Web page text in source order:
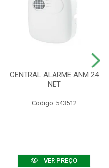
CENTRAL ALARME ANM 24
NET
Código: 543512
VER PREÇO